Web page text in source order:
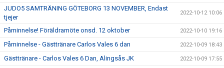
JUDO5 SAMTRÄNING GÖTEBORG 13 NOVEMBER, Endast
tjejer
2022-10-12 10:06
Påminnelse! Föräldramöte onsd. 12 oktober 2022-10-10 19:16
Påminnelse - Gästtränare Carlos Vales 6 dan 2022-10-09 18:43
Gästtränare - Carlos Vales 6 Dan, Alingsås JK 2022-10-09 17:55